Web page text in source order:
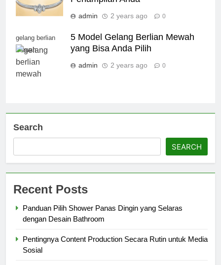
admin 2 years ago 0
gelang berlian
mewah
5 Model Gelang Berlian Mewah
yang Bisa Anda Pilih
admin 2 years ago 0
Search
SEARCH
Recent Posts
Panduan Pilih Shower Panas Dingin yang Selaras
dengan Desain Bathroom
Pentingnya Content Production Secara Rutin untuk Media
Sosial